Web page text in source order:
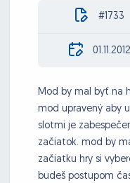
#1733
01.11.2012
Mod by mal byť na
mod upravený aby
slotmi je
začiatok. mod by
začiatku hry si
budeš postupom